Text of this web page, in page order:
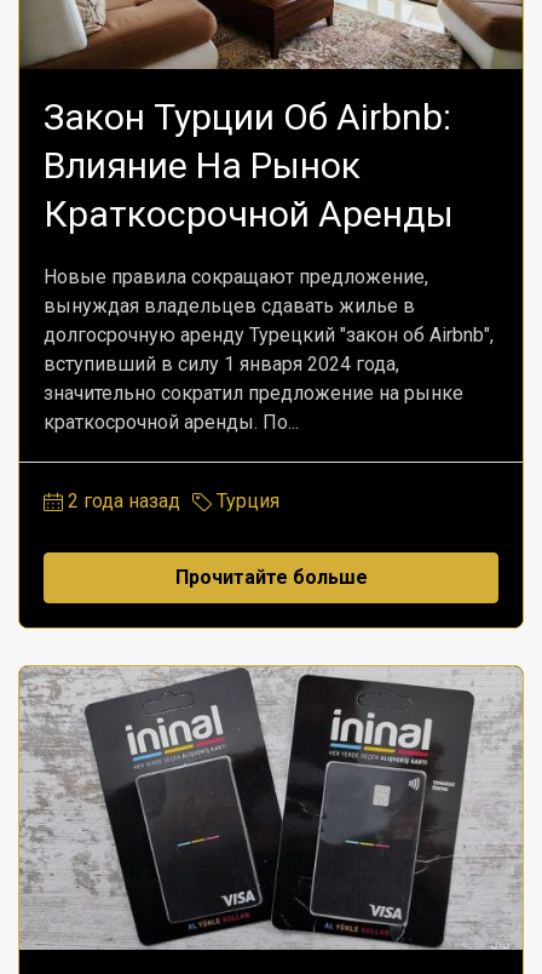
Закон Турции Об Airbnb:
Влияние На Рынок
Краткосрочной Аренды
Новые правила сокращают предложение,
вынуждая владельцев сдавать жилье в
долгосрочную аренду Турецкий "закон об Airbnb",
вступивший в силу 1 января 2024 года,
значительно сократил предложение на рынке
краткосрочной аренды. По...
2 года назад Турция
Прочитайте больше